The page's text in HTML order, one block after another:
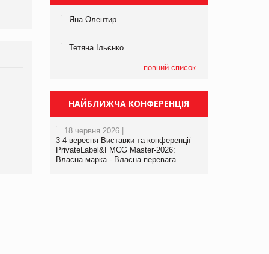
Брагина Людмила
Просування компанії на
www.trademaster.ua.
правила. Особливості.
Яна Олентир
Тетяна Ільєнко
повний список
НАЙБЛИЖЧА КОНФЕРЕНЦІЯ
18 червня 2026 |
3-4 вересня Виставки та конференції
PrivateLabel&FMCG Master-2026:
Власна марка - Власна перевага